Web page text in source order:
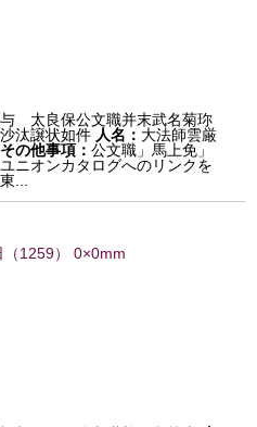
太良保公文職并末武名菊珎
汰譲状如件 人名： 大法師雲厳
その他事項：公文職」馬上免」
ニオンカタログへのリンクを
東...
（1259） 0×0mm